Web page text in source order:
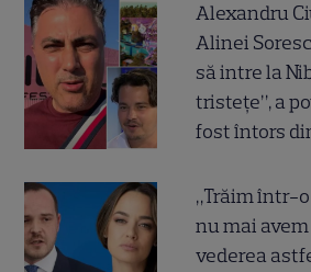
Alexandru
Alinei
să intre la
tristețe”, a
fost întors
„Trăim într-
nu mai
vederea